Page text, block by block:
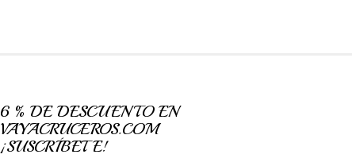
6 % DE DESCUENTO EN
VAYACRUCEROS.COM
¡SUSCRÍBETE!